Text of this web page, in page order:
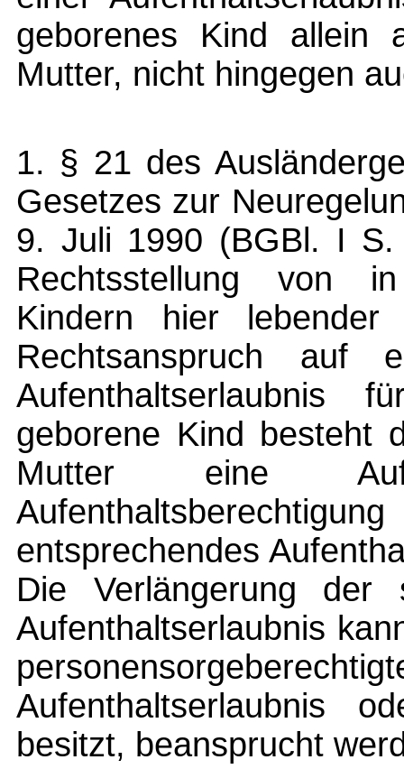
geborenes Kind allein
Mutter, nicht hingegen
1. § 21 des
Gesetzes zur
9. Juli 1990 (BGBl. I
Rechtsstellung von
Kindern hier lebender
Rechtsanspruch auf
Aufenthaltserlaubnis
geborene Kind besteht
Mutter eine
entsprechendes
Die Verlängerung der
Aufenthaltserlaubnis
Aufenthaltserlaubnis
besitzt, beansprucht